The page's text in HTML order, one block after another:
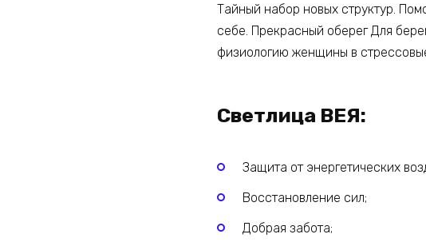
Тайный набор новых структур.
себе. Прекрасный оберег Для
физиологию женщины в
Светлица ВЕЯ:
Защита от энергетических
Восстановление сил;
Добрая забота;